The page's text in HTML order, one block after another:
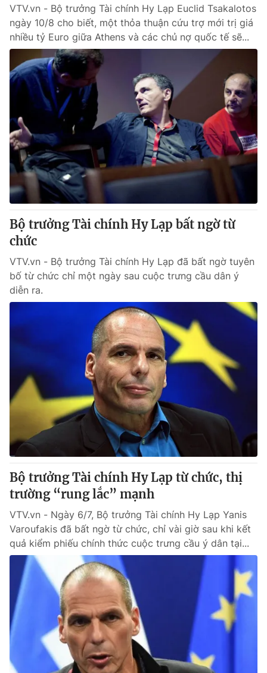
Emagazine Podcast
Photo Infographic
Video Shorts video
VTV Money VTV Thể thao
VTV Sức khoẻ Bất động sản
Thị trường 24h Tấm lòng Việt
VTV4 Vươn mình bằng AI
Liên hệ tòa soạn English
Theo dõi báo trên
Cơ quan chủ quản:
Đài Truyền hình Việt Nam
Cơ quan báo chí:Thời báo VTV
Giấy phép hoạt động báo in và báo điện tử số 483/GP-BTTTT
cấp ngày 29/12/2023
Tổng Biên tập:Vũ Thanh Thủy
Phó Tổng Biên tập:Nguyễn Thị Mỹ Hạnh, Phạm Quốc Thắng,
Nguyễn Trọng Ninh
Tổng đài VTV:024.38 355 931 - 024.38 355 932
Ðiện thoại Thời báo VTV:024.66 897 897
Email:
toasoan@vtv.vn
Liên hệ quảng cáo:
024-7300.7108
VTV.vn - Bộ trưởng Tài chính Hy Lạp Euclid Tsakalotos
ngày 10/8 cho biết, một thỏa thuận cứu trợ mới trị giá
nhiều tỷ Euro giữa Athens và các chủ nợ quốc tế sẽ...
Bộ trưởng Tài chính Hy Lạp bất ngờ từ
chức
VTV.vn - Bộ trưởng Tài chính Hy Lạp đã bất ngờ tuyên
bố từ chức chỉ một ngày sau cuộc trưng cầu dân ý
diễn ra.
Bộ trưởng Tài chính Hy Lạp từ chức, thị
trường “rung lắc” mạnh
VTV.vn - Ngày 6/7, Bộ trưởng Tài chính Hy Lạp Yanis
Varoufakis đã bất ngờ từ chức, chỉ vài giờ sau khi kết
quả kiểm phiếu chính thức cuộc trưng cầu ý dân tại...